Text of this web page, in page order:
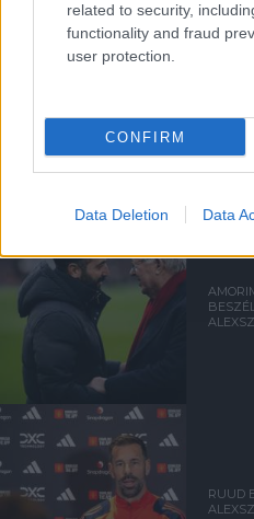
related to security,
functionality and fraud
user protection.
CONFIRM
Data Deletion Data
RUUD